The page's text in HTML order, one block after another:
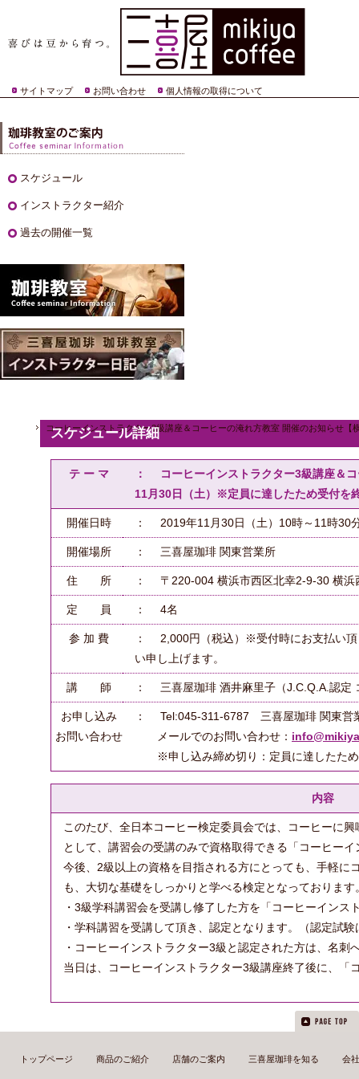
サイトマップ お問い合わせ 個人情報の取得について
コーヒーインストラクター3級講座＆コーヒーの淹れ方教室 開催のお知らせ
スケジュール詳細
テ ー マ
： コーヒーインストラクター3級講座＆
11月30日（土）※定員に達したため受付を
開催日時 ： 2019年11月30日（土）10時～11時30
開催場所 ： 三喜屋珈琲 関東営業所
住 所 ： 〒220-004 横浜市西区北幸2-9-30 横浜
定 員 ： 4名
参 加 費
： 2,000円（税込）※受付時にお支払い頂
い申し上げます。
講 師 ： 三喜屋珈琲 酒井麻里子（J.C.Q.A.認定
お申し込み
お問い合わせ
： Tel:045-311-6787 三喜屋珈琲 関東営
メールでのお問い合わせ：
※申し込み締め切り：定員に達したため
内容
このたび、全日本コーヒー検定委員会では、コーヒーに
として、講習会の受講のみで資格取得できる「コーヒー
今後、2級以上の資格を目指される方にとっても、手軽に
も、大切な基礎をしっかりと学べる検定となっております
・3級学科講習会を受講し修了した方を「コーヒーイン
・学科講習を受講して頂き、認定となります。（認定試
・コーヒーインストラクター3級と認定された方は、名刺
当日は、コーヒーインストラクター3級講座終了後に、「
スケジュール
インストラクター紹介
過去の開催一覧
トップページ 商品のご紹介 店舗のご案内 三喜屋珈琲を知る 会